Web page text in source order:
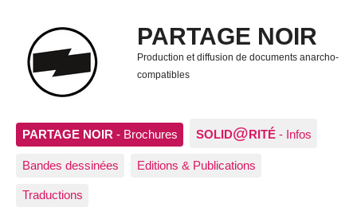
PARTAGE NOIR
Production et diffusion de documents anarcho-
compatibles
PARTAGE NOIR - Brochures SOLID@RITÉ - Infos
Bandes dessinées Editions & Publications
Traductions